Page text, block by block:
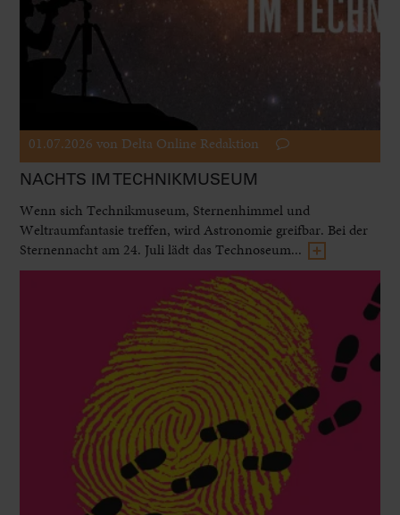
01.07.2026 von Delta Online Redaktion
NACHTS IM TECHNIKMUSEUM
Wenn sich Technikmuseum, Sternenhimmel und
Weltraumfantasie treffen, wird Astronomie greifbar. Bei der
Sternennacht am 24. Juli lädt das Technoseum...